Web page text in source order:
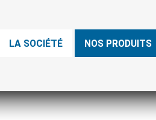
LA SOCIÉTÉ NOS PRODUITS